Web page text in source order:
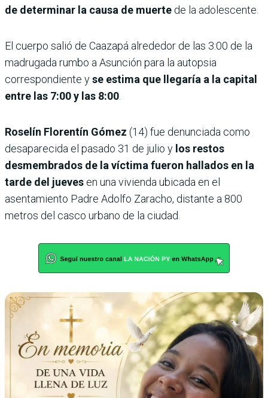
de determinar la causa de muerte de la adolescente.
El cuerpo salió de Caazapá alrededor de las 3:00 de la
madrugada rumbo a Asunción para la autopsia
correspondiente yse estima que llegaría a la capital
entre las 7:00 y las 8:00
Roselín Florentín Gómez (14) fue denunciada como
desaparecida el pasado 31 de julio y los restos
desmembrados de la víctima fueron hallados en la
tarde del jueves en una vivienda ubicada en el
asentamiento Padre Adolfo Zaracho, distante a 800
metros del casco urbano de la ciudad.